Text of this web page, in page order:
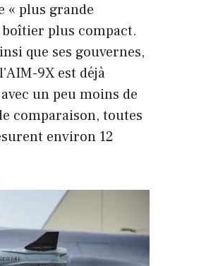
« plus grande
plus compact.
que ses gouvernes,
9X est déjà
un peu moins de
comparaison, toutes
environ 12